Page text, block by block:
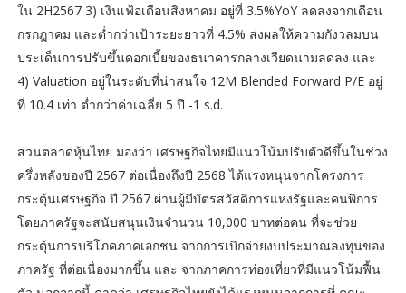
ใน 2H2567 3) เงินเฟ้อเดือนสิงหาคม อยู่ที่ 3.5%YoY ลดลงจากเดือน
กรกฎาคม และต่ำกว่าเป้าระยะยาวที่ 4.5% ส่งผลให้ความกังวลมบน
ประเด็นการปรับขึ้นดอกเบี้ยของธนาคารกลางเวียดนามลดลง และ
4) Valuation อยู่ในระดับที่น่าสนใจ 12M Blended Forward P/E อยู่
ที่ 10.4 เท่า ต่ำกว่าค่าเฉลี่ย 5 ปี -1 s.d.
ส่วนตลาดหุ้นไทย มองว่า เศรษฐกิจไทยมีแนวโน้มปรับตัวดีขึ้นในช่วง
ครึ่งหลังของปี 2567 ต่อเนื่องถึงปี 2568 ได้แรงหนุนจากโครงการ
กระตุ้นเศรษฐกิจ ปี 2567 ผ่านผู้มีบัตรสวัสดิการแห่งรัฐและคนพิการ
โดยภาครัฐจะสนับสนุนเงินจำนวน 10,000 บาทต่อคน ที่จะช่วย
กระตุ้นการบริโภคภาคเอกชน จากการเบิกจ่ายงบประมาณลงทุนของ
ภาครัฐ ที่ต่อเนื่องมากขึ้น และ จากภาคการท่องเที่ยวที่มีแนวโน้มฟื้น